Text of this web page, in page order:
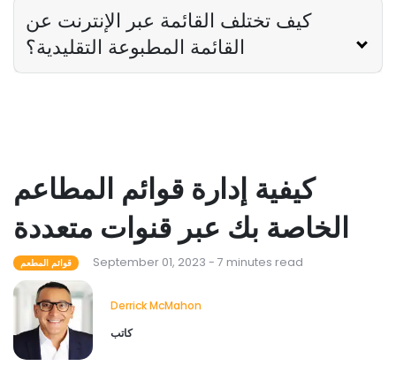
كيف تختلف القائمة عبر الإنترنت عن
القائمة المطبوعة التقليدية؟
كيفية إدارة قوائم المطاعم
الخاصة بك عبر قنوات متعددة
قوائم المطعم September 01, 2023 - 7 minutes read
Derrick McMahon
كاتب